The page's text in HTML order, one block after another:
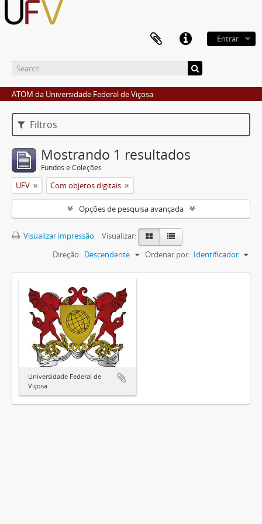
Entrar
ATOM da Universidade Federal de Viçosa
Filtros
Mostrando 1 resultados
Fundos e Coleções
UFV Com objetos digitais
Opções de pesquisa avançada
Visualizar impressão
Visualizar:
Ordenar por: Identificador
Direção: Descendente
Universidade Federal de
Viçosa